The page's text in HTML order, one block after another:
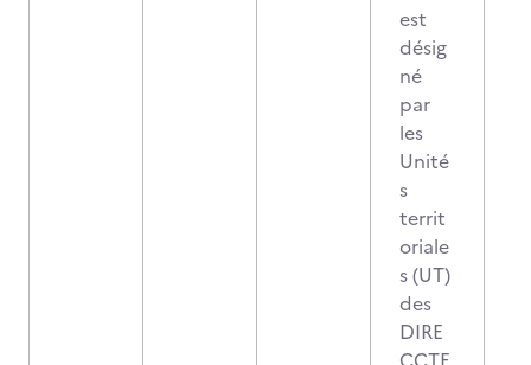
est
désig
né
par
les
Unité
s
territ
oriale
s (UT)
des
DIRE